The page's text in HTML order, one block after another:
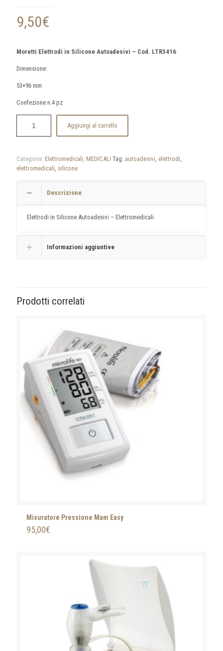
9,50€
Moretti Elettrodi in Silicone Autoadesivi – Cod. LTR3416
Dimensione:
53×96 mm
Confezione n.4 pz
Aggiungi al carrello
Categorie: Elettromedicali, MEDICALI Tag: autoadesivi, elettrodi,
elettromedicali, silicone
Descrizione
Elettrodi in Silicone Autoadesivi – Elettromedicali
Informazioni aggiuntive
Prodotti correlati
Misuratore Pressione Mam Easy
95,00€